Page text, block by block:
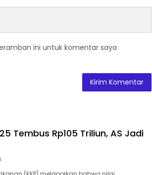
ini untuk komentar saya
Tembus Rp105 Triliun, AS Jadi